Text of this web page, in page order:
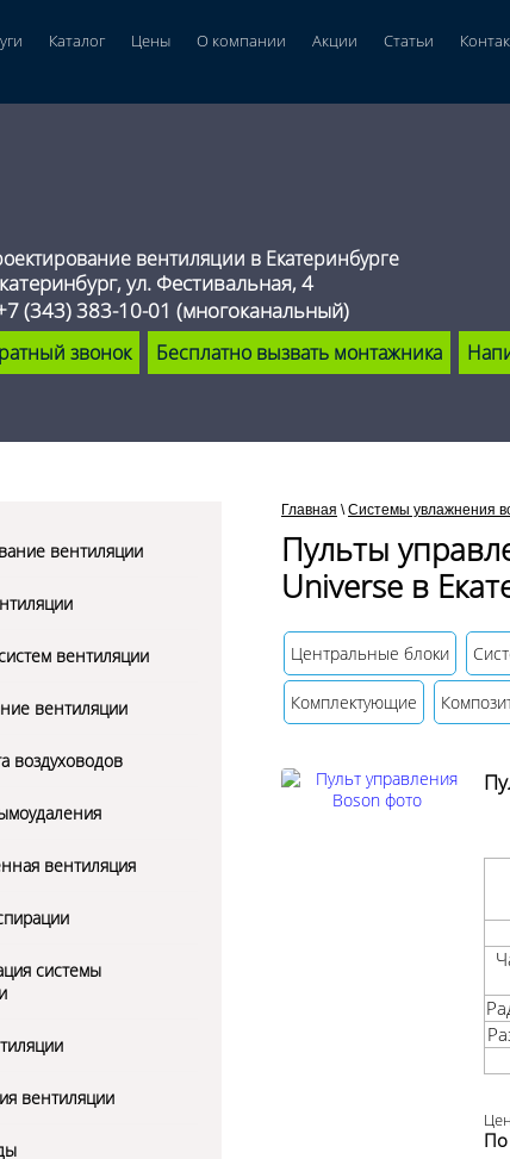
вентиляции в Екатеринбурге
ул. Фестивальная, 4
(343) 383-10-01 (многоканальный)
звонок Бесплатно вызвать монтажника
вентиляции
вентиляции
вентиляции
воздуховодов
вентиляция
системы
вентиляции
Главная \ Системы увлажнения
Пульты
Universe в
Центральные блоки
Комплектующие
По
Каталог Цены О компании Акции Статьи